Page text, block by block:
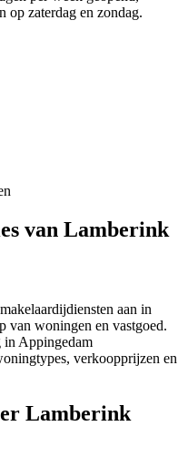
op zaterdag en zondag.
van Lamberink
aan in
van woningen en vastgoed.
Appingedam
verkoopprijzen en
Lamberink